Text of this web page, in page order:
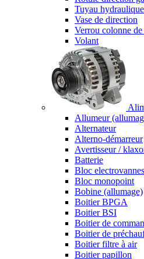
Tuyau
Vase de direction
Verrou colonne
Volant
Allumeur
Alternateur
Alterno-démarreur
Avertisseur /
Batterie
Bloc electrovannes
Bloc monopoint
Bobine (allumage)
Boitier BPGA
Boitier BSI
Boitier de
Boitier de
Boitier filtre à air
Boitier papillon